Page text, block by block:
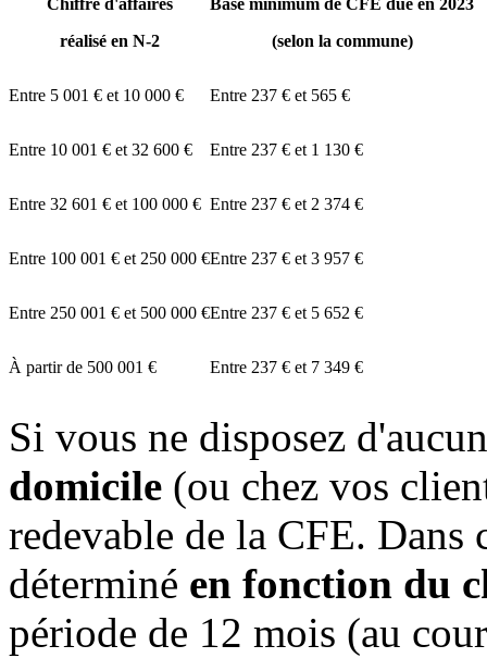
Chiffre d'affaires
réalisé en N-2
Base minimum de CFE due en 2023
(selon la commune)
Entre 5 001 € et 10 000 € Entre 237 € et 565 €
Entre 10 001 € et 32 600 € Entre 237 € et 1 130 €
Entre 32 601 € et 100 000 € Entre 237 € et 2 374 €
Entre 100 001 € et 250 000 €Entre 237 € et 3 957 €
Entre 250 001 € et 500 000 €Entre 237 € et 5 652 €
À partir de 500 001 € Entre 237 € et 7 349 €
Si vous ne disposez
domicile (ou chez vos
redevable de la CFE. Dans
déterminé en fonction du
période de 12 mois (au